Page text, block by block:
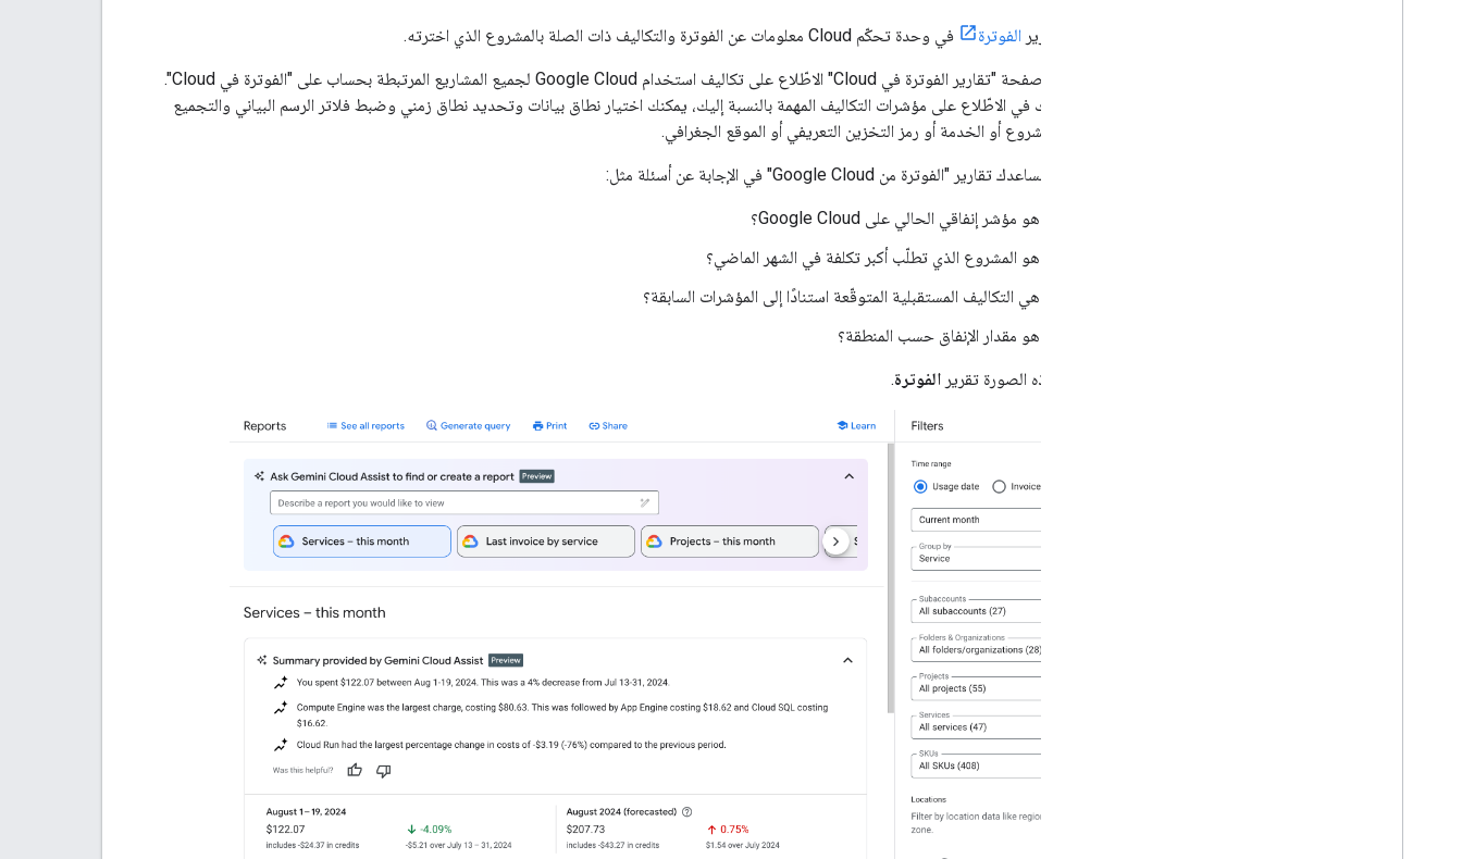
تقدّم تقارير الفوترة في وحدة تحكّم Cloud معلومات عن الفوترة والتكاليف ذات الصلة بالمشروع الذي اخترته.
تتيح لك صفحة "تقارير الفوترة في Cloud" الاطّلاع على تكاليف استخدام Google Cloud لجميع المشاريع المرتبطة بحساب على "الفوترة في Cloud".
لمساعدتك في الاطّلاع على مؤشرات التكاليف المهمة بالنسبة إليك، يمكنك اختيار نطاق بيانات وتحديد نطاق زمني وضبط فلاتر الرسم البياني والتجميع
حسب المشروع أو الخدمة أو رمز التخزين التعريفي أو الموقع الجغرافي.
يمكن أن تساعدك تقارير "الفوترة من Google Cloud" في الإجابة عن أسئلة مثل:
ما هو مؤشر إنفاقي الحالي على Google Cloud؟
ما هو المشروع الذي تطلّب أكبر تكلفة في الشهر الماضي؟
ما هي التكاليف المستقبلية المتوقّعة استنادًا إلى المؤشرات السابقة؟
ما هو مقدار الإنفاق حسب المنطقة؟
تعرض هذه الصورة تقرير الفوترة.